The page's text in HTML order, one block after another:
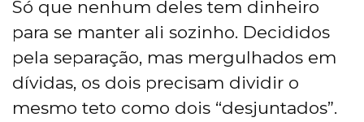
Só que nenhum deles tem dinheiro
para se manter ali sozinho. Decididos
pela separação, mas mergulhados em
dívidas, os dois precisam dividir o
mesmo teto como dois “desjuntados”.